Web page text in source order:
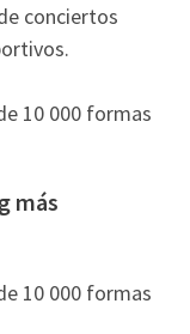
conciertos
10 000 formas
más
10 000 formas